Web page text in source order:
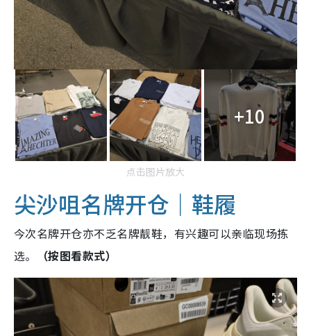
+10
点击图片放大
尖沙咀名牌开仓｜鞋履
今次名牌开仓亦不乏名牌靓鞋，有兴趣可以亲临现场拣
选。
（按图看款式）